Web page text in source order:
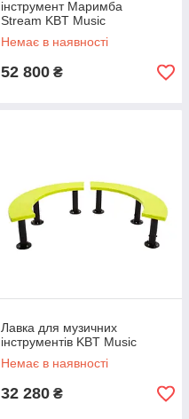
інструмент Маримба
Stream KBT Music
Немає в наявності
52 800 ₴
Лавка для музичних
інструментів KBT Music
Немає в наявності
32 280 ₴